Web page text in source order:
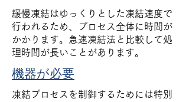
緩慢凍結はゆっくりとした凍結速度で
行われるため、プロセス全体に時間が
かかります。急速凍結法と比較して処
理時間が長いことがあります。
機器が必要
凍結プロセスを制御するためには特別